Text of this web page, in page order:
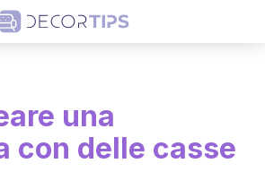
una
con delle casse